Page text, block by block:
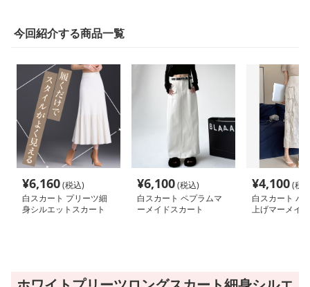
今回紹介する商品一覧
¥6,160(税込)
白スカート プリーツ細
身シルエットスカート
¥6,100(税込)
白スカート ペプラムマ
ーメイドスカート
¥4,100(税
白スカート パ
上げマーメイ